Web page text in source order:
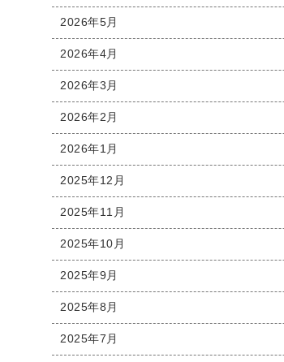
2026年5月
2026年4月
2026年3月
2026年2月
2026年1月
2025年12月
2025年11月
2025年10月
2025年9月
2025年8月
2025年7月